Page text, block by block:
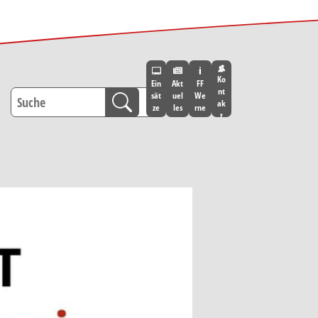
Ein
sät
ze
Akt
uel
les
FF
We
rne
Ko
nt
ak
t